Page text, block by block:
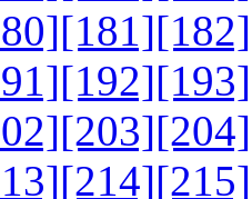
[181][182]
[192][193]
[203][204]
[214][215]